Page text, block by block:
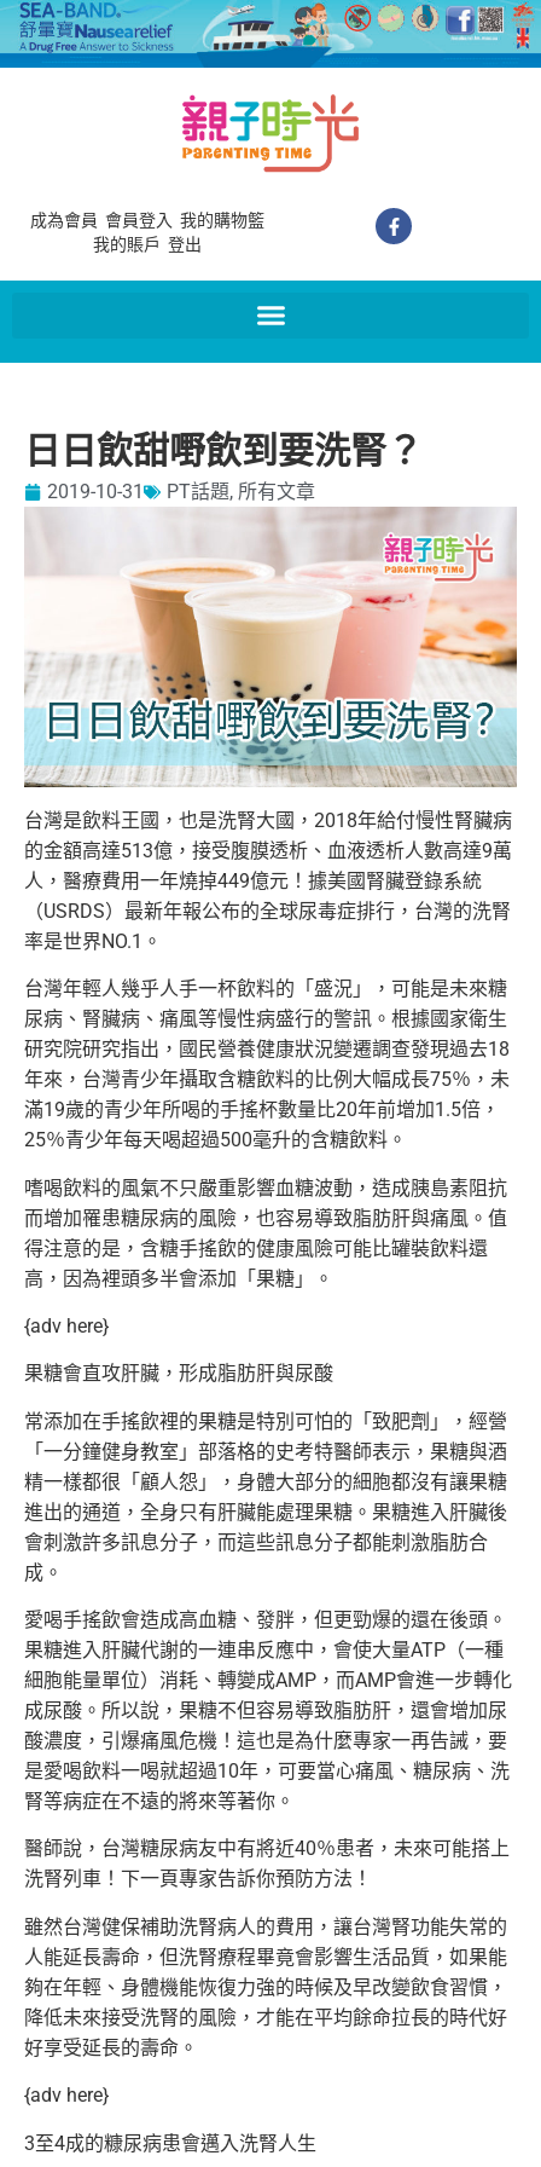
成為會員 會員登入 我的購物籃
我的賬戶 登出
日日飲甜嘢飲到要洗腎？
2019-10-31 PT話題, 所有文章
台灣是飲料王國，也是洗腎大國，2018年給付慢性腎臟病
的金額高達513億，接受腹膜透析、血液透析人數高達9萬
人，醫療費用一年燒掉449億元！據美國腎臟登錄系統
（USRDS）最新年報公布的全球尿毒症排行，台灣的洗腎
率是世界NO.1。
台灣年輕人幾乎人手一杯飲料的「盛況」，可能是未來糖
尿病、腎臟病、痛風等慢性病盛行的警訊。根據國家衛生
研究院研究指出，國民營養健康狀況變遷調查發現過去18
年來，台灣青少年攝取含糖飲料的比例大幅成長75％，未
滿19歲的青少年所喝的手搖杯數量比20年前增加1.5倍，
25％青少年每天喝超過500毫升的含糖飲料。
嗜喝飲料的風氣不只嚴重影響血糖波動，造成胰島素阻抗
而增加罹患糖尿病的風險，也容易導致脂肪肝與痛風。值
得注意的是，含糖手搖飲的健康風險可能比罐裝飲料還
高，因為裡頭多半會添加「果糖」。
{adv here}
果糖會直攻肝臟，形成脂肪肝與尿酸
常添加在手搖飲裡的果糖是特別可怕的「致肥劑」，經營
「一分鐘健身教室」部落格的史考特醫師表示，果糖與酒
精一樣都很「顧人怨」，身體大部分的細胞都沒有讓果糖
進出的通道，全身只有肝臟能處理果糖。果糖進入肝臟後
會刺激許多訊息分子，而這些訊息分子都能刺激脂肪合
成。
愛喝手搖飲會造成高血糖、發胖，但更勁爆的還在後頭。
果糖進入肝臟代謝的一連串反應中，會使大量ATP（一種
細胞能量單位）消耗、轉變成AMP，而AMP會進一步轉化
成尿酸。所以說，果糖不但容易導致脂肪肝，還會增加尿
酸濃度，引爆痛風危機！這也是為什麼專家一再告誡，要
是愛喝飲料一喝就超過10年，可要當心痛風、糖尿病、洗
腎等病症在不遠的將來等著你。
醫師說，台灣糖尿病友中有將近40％患者，未來可能搭上
洗腎列車！下一頁專家告訴你預防方法！
雖然台灣健保補助洗腎病人的費用，讓台灣腎功能失常的
人能延長壽命，但洗腎療程畢竟會影響生活品質，如果能
夠在年輕、身體機能恢復力強的時候及早改變飲食習慣，
降低未來接受洗腎的風險，才能在平均餘命拉長的時代好
好享受延長的壽命。
{adv here}
3至4成的糠尿病患會邁入洗腎人生